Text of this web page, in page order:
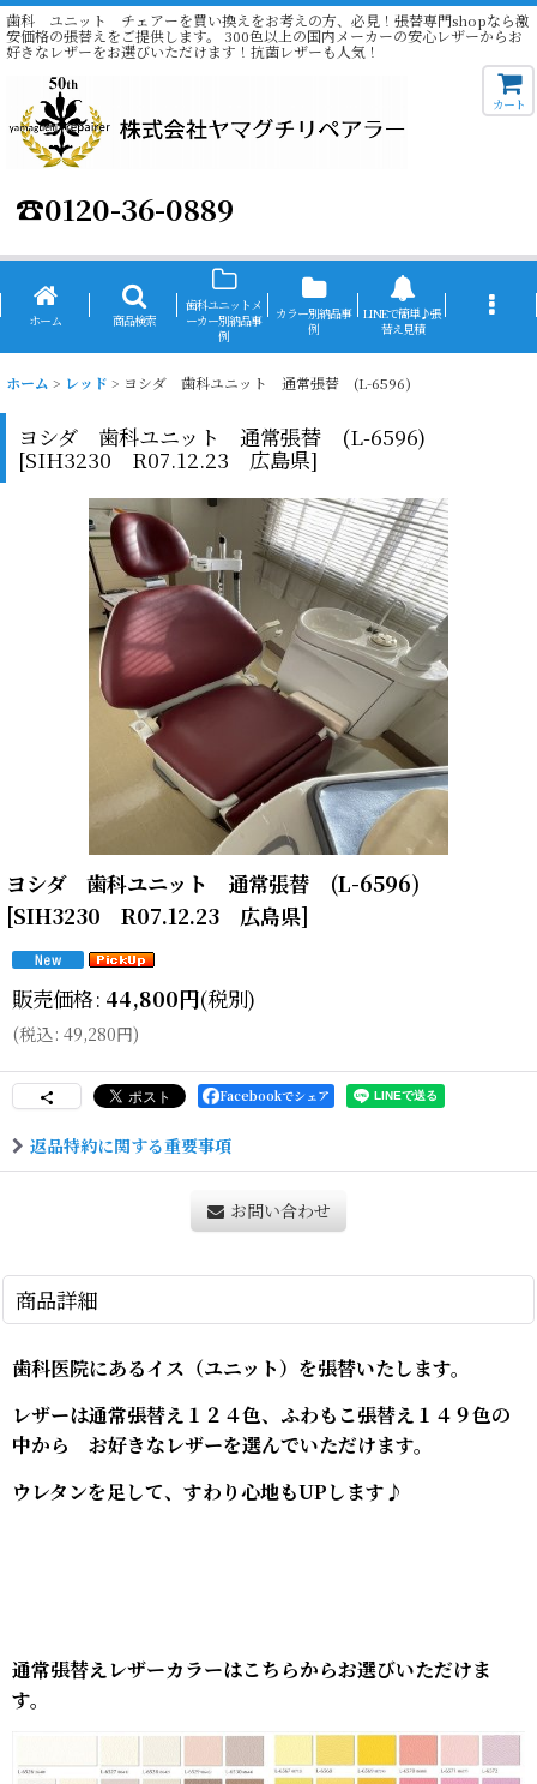
歯科 ユニット チェアーを買い換えをお考えの方、必見！張替専門shopなら激
安価格の張替えをご提供します。 300色以上の国内メーカーの安心レザーからお
好きなレザーをお選びいただけます！抗菌レザーも人気！
☎0120-36-0889
カート
ホーム 商品検索
歯科ユニットメ
ーカー別納品事
例
カラー別納品事
例
LINEで簡単♪張
替え見積
ホーム > レッド > ヨシダ 歯科ユニット 通常張替 (L-6596)
ヨシダ 歯科ユニット 通常張替 (L-6596)
[SIH3230 R07.12.23 広島県]
ヨシダ 歯科ユニット 通常張替 (L-6596)
[SIH3230 R07.12.23 広島県]
販売価格: 44,800円(税別)
(税込: 49,280円)
Facebookでシェア
返品特約に関する重要事項
お問い合わせ
商品詳細
歯科医院にあるイス（ユニット）を張替いたします。
レザーは通常張替え１２４色、ふわもこ張替え１４９色の
中から お好きなレザーを選んでいただけます。
ウレタンを足して、すわり心地もUPします♪
通常張替えレザーカラーはこちらからお選びいただけま
す。